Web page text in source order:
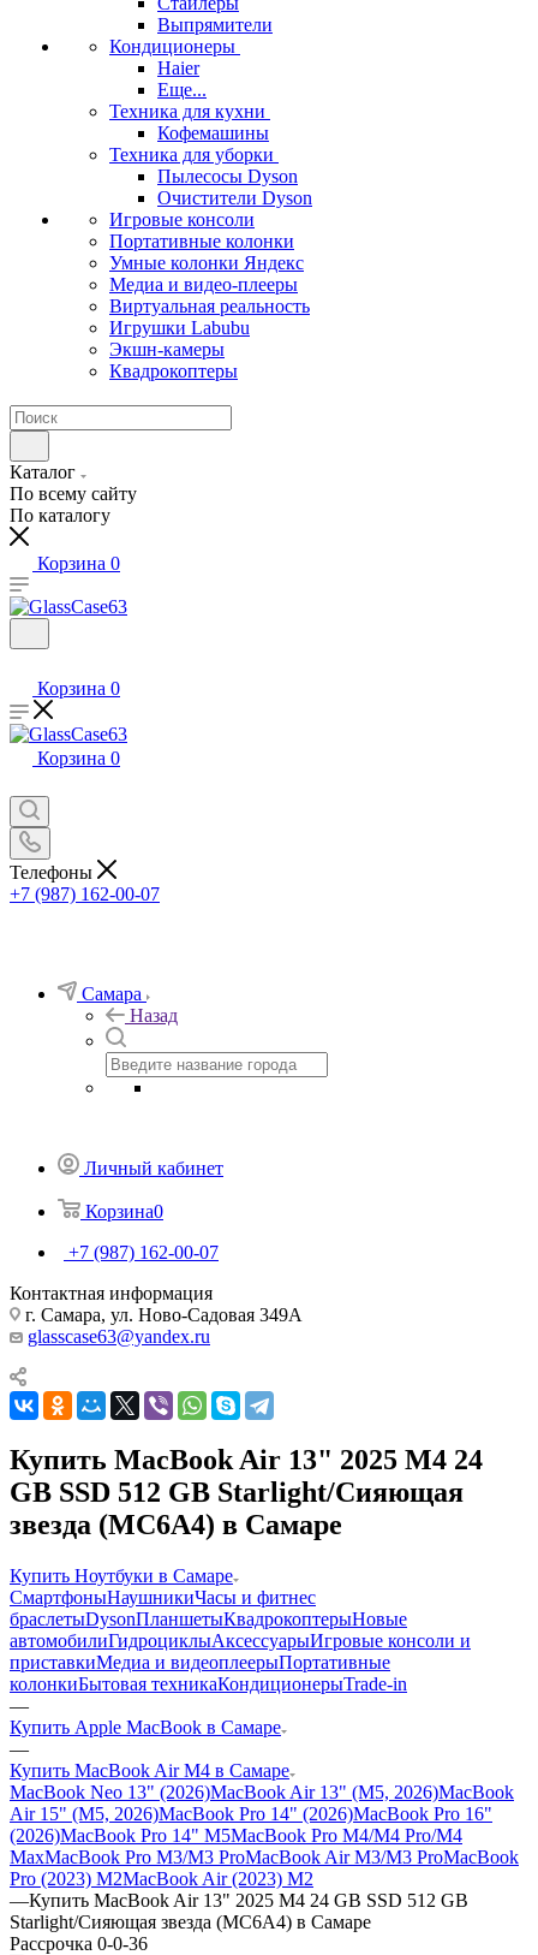
Выпрямители
Кондиционеры
Haier
Еще...
Техника для кухни
Кофемашины
Техника для уборки
Пылесосы Dyson
Очистители Dyson
Игровые консоли
Портативные колонки
Умные колонки Яндекс
Медиа и видео-плееры
Виртуальная реальность
Игрушки Labubu
Экшн-камеры
Квадрокоптеры
Каталог
По всему сайту
По каталогу
Корзина 0
Корзина 0
Корзина 0
Телефоны
+7 (987) 162-00-07
Самара
Назад
Личный кабинет
Корзина0
+7 (987) 162-00-07
Контактная информация
г. Самара, ул. Ново-Садовая 349А
glasscase63@yandex.ru
Купить MacBook Air 13" 2025 M4 24
GB SSD 512 GB Starlight/Сияющая
звезда (MC6A4) в Самаре
Купить Ноутбуки в Самаре
СмартфоныНаушникиЧасы и фитнес
браслетыDysonПланшетыКвадрокоптерыНовые
автомобилиГидроциклыАксессуарыИгровые консоли и
приставкиМедиа и видеоплеерыПортативные
колонкиБытовая техникаКондиционерыTrade-in
—
Купить Apple MacBook в Самаре
—
Купить MacBook Air M4 в Самаре
MacBook Neo 13" (2026)MacBook Air 13" (M5, 2026)MacBook
Air 15" (M5, 2026)MacBook Pro 14" (2026)MacBook Pro 16"
(2026)MacBook Pro 14" M5MacBook Pro M4/M4 Pro/M4
MaxMacBook Pro M3/M3 ProMacBook Air M3/M3 ProMacBook
Pro (2023) M2MacBook Air (2023) M2
—Купить MacBook Air 13" 2025 M4 24 GB SSD 512 GB
Starlight/Сияющая звезда (MC6A4) в Самаре
Рассрочка 0-0-36